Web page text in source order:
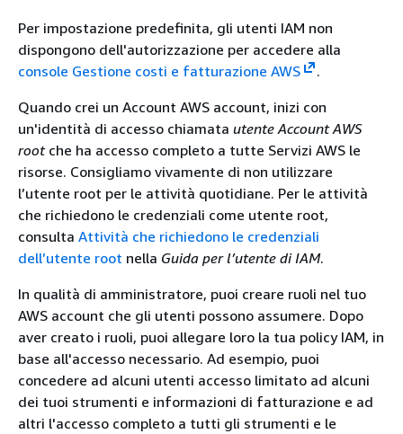
Per impostazione predefinita, gli utenti IAM non
dispongono dell'autorizzazione per accedere alla
console Gestione costi e fatturazione AWS
.
Quando crei un Account AWS account, inizi con
un'identità di accesso chiamata utente Account AWS
rootche ha accesso completo a tutte Servizi AWS le
risorse. Consigliamo vivamente di non utilizzare
l’utente root per le attività quotidiane. Per le attività
che richiedono le credenziali come utente root,
consulta Attività che richiedono le credenziali
dell’utente root nella Guida per l’utente di IAM.
In qualità di amministratore, puoi creare ruoli nel tuo
AWS account che gli utenti possono assumere. Dopo
aver creato i ruoli, puoi allegare loro la tua policy IAM, in
base all'accesso necessario. Ad esempio, puoi
concedere ad alcuni utenti accesso limitato ad alcuni
dei tuoi strumenti e informazioni di fatturazione e ad
altri l'accesso completo a tutti gli strumenti e le